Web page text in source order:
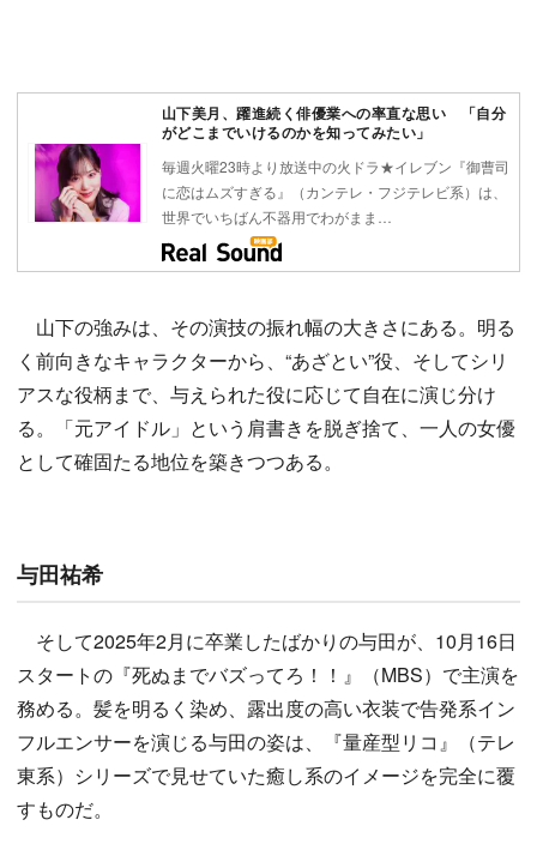
山下美月、躍進続く俳優業への率直な思い 「自分
がどこまでいけるのかを知ってみたい」
毎週火曜23時より放送中の火ドラ★イレブン『御曹司
に恋はムズすぎる』（カンテレ・フジテレビ系）は、
世界でいちばん不器用でわがまま…
山下の強みは、その演技の振れ幅の大きさにある。明る
く前向きなキャラクターから、“あざとい”役、そしてシリ
アスな役柄まで、与えられた役に応じて自在に演じ分け
る。「元アイドル」という肩書きを脱ぎ捨て、一人の女優
として確固たる地位を築きつつある。
与田祐希
そして2025年2月に卒業したばかりの与田が、10月16日
スタートの『死ぬまでバズってろ！！』（MBS）で主演を
務める。髪を明るく染め、露出度の高い衣装で告発系イン
フルエンサーを演じる与田の姿は、『量産型リコ』（テレ
東系）シリーズで見せていた癒し系のイメージを完全に覆
すものだ。